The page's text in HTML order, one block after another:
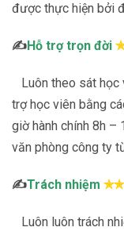
được thực hiện bởi
✍Hỗ trợ trọn đời
Luôn theo sát học
trợ học viên bằng
giờ hành chính 8h –
văn phòng công ty
✍Trách nhiệm ✯✯
Luôn luôn trách